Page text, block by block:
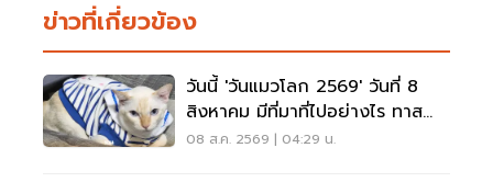
ข่าวที่เกี่ยวข้อง
วันนี้ 'วันแมวโลก 2569' วันที่ 8
สิงหาคม มีที่มาที่ไปอย่างไร ทาส
แมวต้องรู้
08 ส.ค. 2569 | 04:29 น.